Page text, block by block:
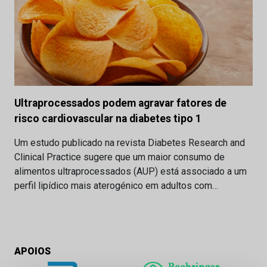
Ultraprocessados podem agravar fatores de
risco cardiovascular na diabetes tipo 1
Um estudo publicado na revista Diabetes Research and
Clinical Practice sugere que um maior consumo de
alimentos ultraprocessados (AUP) está associado a um
perfil lipídico mais aterogénico em adultos com…
APOIOS